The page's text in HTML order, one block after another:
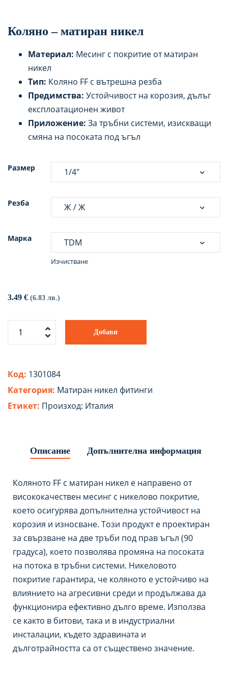
Коляно – матиран никел
Материал: Месинг с покритие от матиран
никел
Тип: Коляно FF с вътрешна резба
Предимства: Устойчивост на корозия, дълъг
експлоатационен живот
Приложение: За тръбни системи, изискващи
смяна на посоката под ъгъл
Размер
Резба
Марка
Изчистване
3.49 € (6.83 лв.)
Добави
Код: 1301084
Категория: Матиран никел фитинги
Етикет: Произход: Италия
Описание Допълнителна информация
Коляното FF с матиран никел е направено от
висококачествен месинг с никелово покритие,
което осигурява допълнителна устойчивост на
корозия и износване. Този продукт е проектиран
за свързване на две тръби под прав ъгъл (90
градуса), което позволява промяна на посоката
на потока в тръбни системи. Никеловото
покритие гарантира, че коляното е устойчиво на
влиянието на агресивни среди и продължава да
функционира ефективно дълго време. Използва
се както в битови, така и в индустриални
инсталации, където здравината и
дълготрайността са от съществено значение.